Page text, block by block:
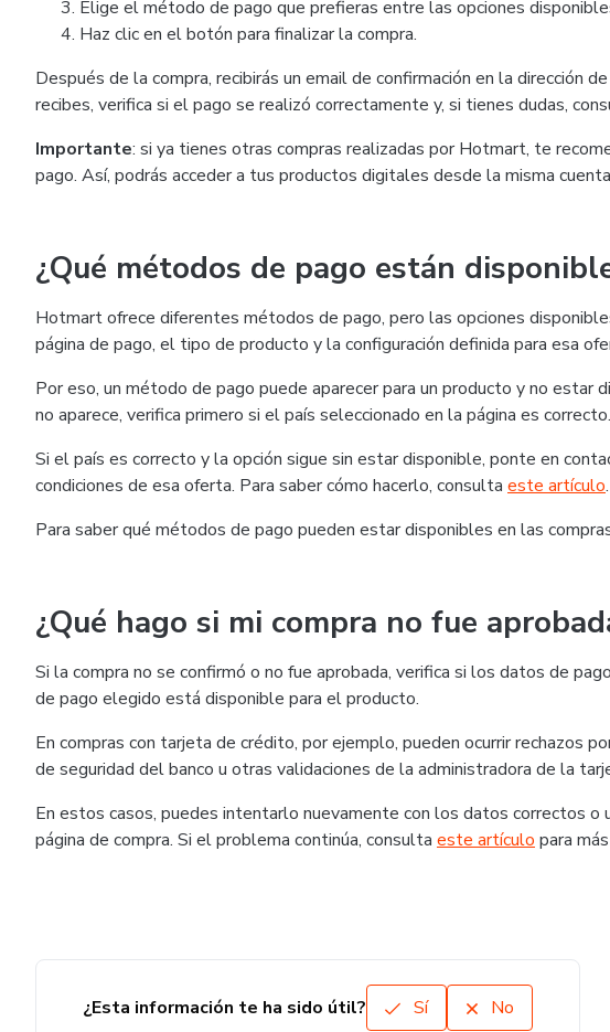
Elige el método de pago que prefieras entre las opciones
Haz clic en el botón para finalizar la compra.
Después de la compra, recibirás un email de confirmación en la dirección
recibes, verifica si el pago se realizó correctamente y, si tienes dudas,
Importante: si ya tienes otras compras realizadas por Hotmart, te
pago. Así, podrás acceder a tus productos digitales desde la misma
¿Qué métodos de pago están
Hotmart ofrece diferentes métodos de pago, pero las opciones
página de pago, el tipo de producto y la configuración definida para esa
Por eso, un método de pago puede aparecer para un producto y no estar
no aparece, verifica primero si el país seleccionado en la página es correcto.
Si el país es correcto y la opción sigue sin estar disponible, ponte en
condiciones de esa oferta. Para saber cómo hacerlo, consulta este artículo.
Para saber qué métodos de pago pueden estar disponibles en las
¿Qué hago si mi compra no fue
Si la compra no se confirmó o no fue aprobada, verifica si los datos de
de pago elegido está disponible para el producto.
En compras con tarjeta de crédito, por ejemplo, pueden ocurrir rechazos
de seguridad del banco u otras validaciones de la administradora de la
En estos casos, puedes intentarlo nuevamente con los datos correctos
página de compra. Si el problema continúa, consulta este artículo para
¿Esta información te ha sido útil? Sí No